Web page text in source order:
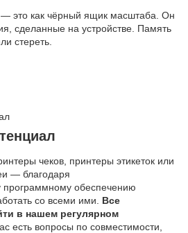
это как чёрный ящик масштаба. Он
сделанные на устройстве. Память
стереть.
чеков, принтеры этикеток или
— благодаря
программному обеспечению
со всеми ими. Все
в нашем регулярном
есть вопросы по совместимости,